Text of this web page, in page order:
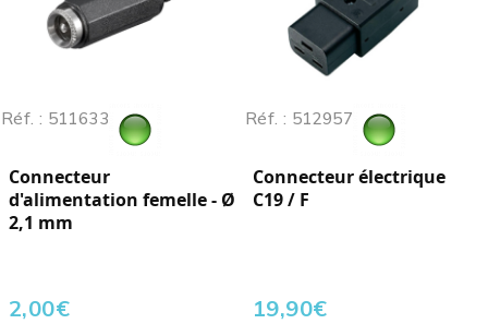
Réf. : 511633
Connecteur
d'alimentation femelle - Ø
2,1 mm
2,00€
Réf. : 512957
Connecteur électrique
C19 / F
19,90€